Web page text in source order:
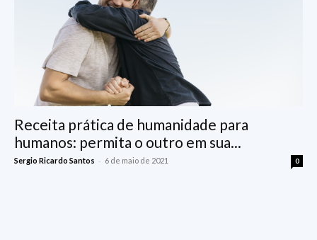
Receita prática de humanidade para
humanos: permita o outro em sua...
Sergio Ricardo Santos - 6 de maio de 2021 0